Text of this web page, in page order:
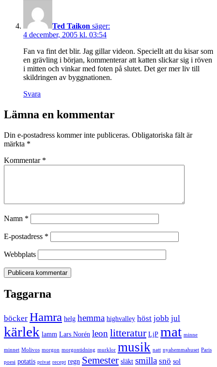
Ted Taikon säger:
4 december, 2005 kl. 03:54
Fan va fint det blir. Jag gillar videon. Speciellt att du kisar som
en grävling i början, kommenterar att katten slickar sig i röven
i mitten och vinkar med foten på slutet. Det ger mer liv till
skildringen av byggnationen.
Svara
Lämna en kommentar
Din e-postadress kommer inte publiceras. Obligatoriska fält är
märkta *
Kommentar *
Namn *
E-postadress *
Webbplats
Taggarna
böcker Hamra helg hemma highvalley höst jobb jul
kärlek lamm Lars Norén leon litteratur LjP mat minne
minnet Molivos morgon morgontidning murklor musik natt nyahemmahuset Paris
poesi potatis privat recept regn Semester släkt smilla snö sol